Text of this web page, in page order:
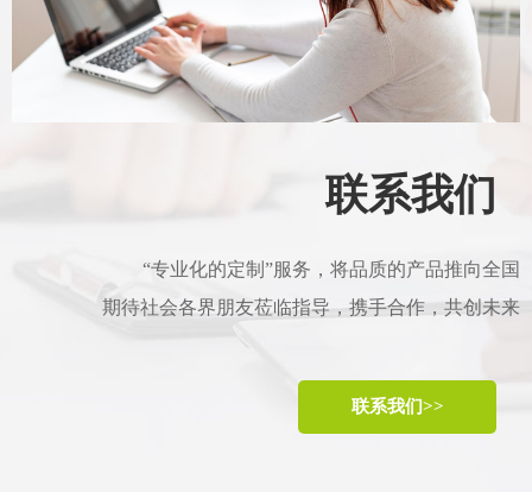
“专业化的定制”服务，将品质的产品推向全国
期待社会各界朋友莅临指导，携手合作，共创未来
联系我们
联系我们>>